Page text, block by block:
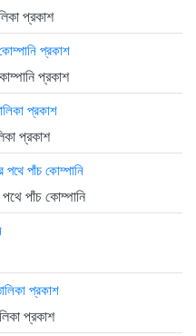
প্রকাশ
প্রকাশ
প্রকাশ
পাঁচ কোম্পানি
প্রকাশ